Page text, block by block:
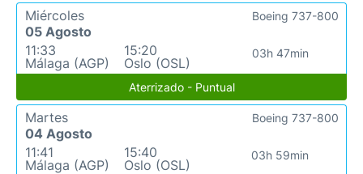
Miércoles
05 Agosto
11:33
Málaga (AGP)
15:20
Oslo (OSL)
03h 47min
Boeing 737-800
Aterrizado - Puntual
Martes
04 Agosto
11:41
Málaga (AGP)
15:40
Oslo (OSL)
03h 59min
Boeing 737-800